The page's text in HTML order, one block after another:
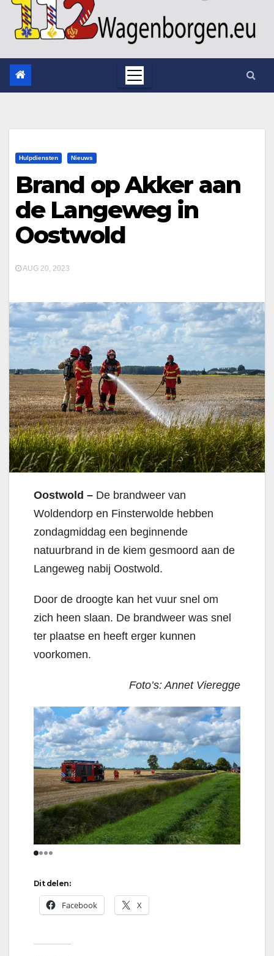
Hulpdiensten Nieuws
Brand op Akker aan
de Langeweg in
Oostwold
AUG 20, 2023
Oostwold – De brandweer van
Woldendorp en Finsterwolde hebben
zondagmiddag een beginnende
natuurbrand in de kiem gesmoord aan de
Langeweg nabij Oostwold.
Door de droogte kan het vuur snel om
zich heen slaan. De brandweer was snel
ter plaatse en heeft erger kunnen
voorkomen.
Foto’s: Annet Vieregge
Dit delen:
Facebook X